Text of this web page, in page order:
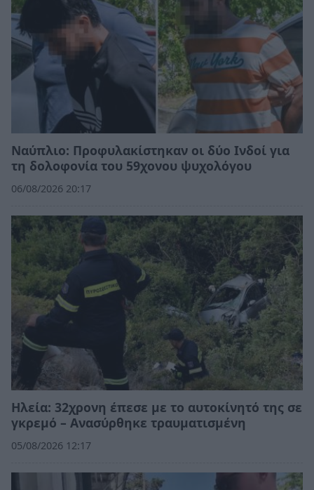
Ναύπλιο: Προφυλακίστηκαν οι δύο Ινδοί για
τη δολοφονία του 59χονου ψυχολόγου
06/08/2026 20:17
Ηλεία: 32χρονη έπεσε με το αυτοκίνητό της σε
γκρεμό – Ανασύρθηκε τραυματισμένη
05/08/2026 12:17